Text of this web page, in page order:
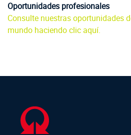
Oportunidades profesionales
Consulte nuestras oportunidades
mundo haciendo clic aquí.